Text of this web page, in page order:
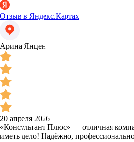
Отзыв в Яндекс.Картах
Арина Янцен
20 апреля 2026
«Консультант Плюс» — отличная
иметь дело! Надёжно,